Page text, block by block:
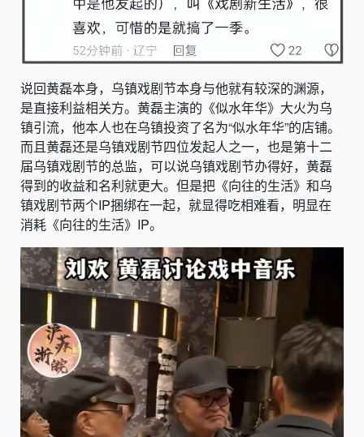
说回黄磊本身，乌镇戏剧节本身与他就有较深的渊源，
是直接利益相关方。黄磊主演的《似水年华》大火为乌
镇引流，他本人也在乌镇投资了名为“似水年华”的店铺。
而且黄磊还是乌镇戏剧节四位发起人之一，也是第十二
届乌镇戏剧节的总监，可以说乌镇戏剧节办得好，黄磊
得到的收益和名利就更大。但是把《向往的生活》和乌
镇戏剧节两个IP捆绑在一起，就显得吃相难看，明显在
消耗《向往的生活》IP。